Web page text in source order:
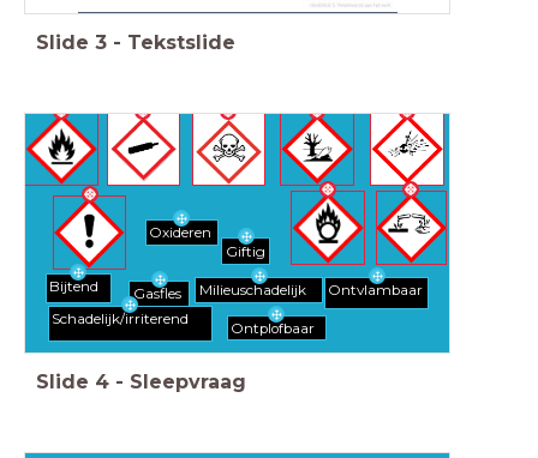
Slide 3 - Tekstslide
Ontvlambaar
Giftig
Ontplofbaar
Milieuschadelijk
Gasfles
Bijtend
Oxideren
Schadelijk/irriterend
Slide 4 - Sleepvraag